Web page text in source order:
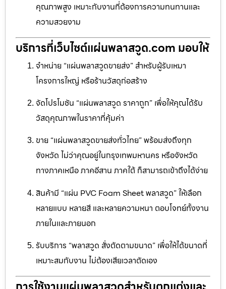
คุณภาพสูง เหมาะกับงานที่ต้องการความทนทานและ
ความสวยงาม
บริการที่เว็บไซต์แผ่นพลาสวูด.com มอบให้
จำหน่าย “แผ่นพลาสวูดขายส่ง” สำหรับผู้รับเหมา
โครงการใหญ่ หรือร้านวัสดุก่อสร้าง
จัดโปรโมชัน “แผ่นพลาสวูด ราคาถูก” เพื่อให้คุณได้รับ
วัสดุคุณภาพในราคาที่คุ้มค่า
ขาย “แผ่นพลาสวูดขายส่งทั่วไทย” พร้อมส่งถึงทุก
จังหวัด ไม่ว่าคุณอยู่ในกรุงเทพมหานคร หรือจังหวัด
ทางภาคเหนือ ภาคอีสาน ภาคใต้ ก็สามารถเข้าถึงได้ง่าย
สินค้ามี “แผ่น PVC Foam Sheet พลาสวูด” ให้เลือก
หลายแบบ หลายสี และหลายความหนา ตอบโจทย์ทั้งงาน
ภายในและภายนอก
รับบริการ “พลาสวูด สั่งตัดตามขนาด” เพื่อให้ได้ขนาดที่
เหมาะสมกับงาน ไม่ต้องเสียเวลาตัดเอง